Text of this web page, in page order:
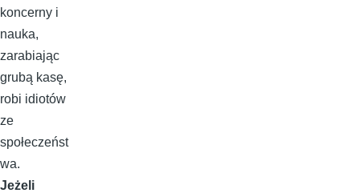
koncerny i
nauka,
zarabiając
grubą kasę,
robi idiotów
ze
społeczeńst
wa.
Jeżeli